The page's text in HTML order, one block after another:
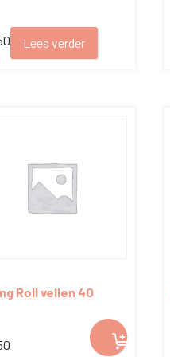
Lees verder
Roll vellen 40